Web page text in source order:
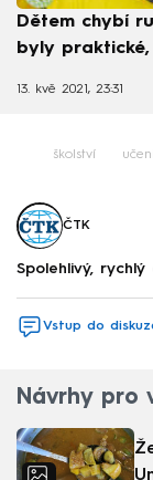
Dětem chybí
byly
13. kvě 2021, 23:31
školství
ČTK
Spolehlivý,
Vstup do
Návrhy pro